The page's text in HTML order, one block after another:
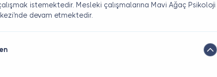
istemektedir. Mesleki çalışmalarına Mavi Ağaç Psikoloji
devam etmektedir.